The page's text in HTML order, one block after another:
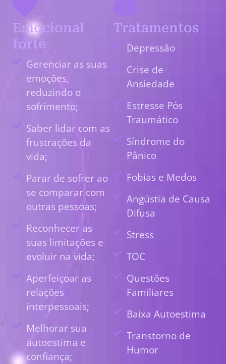
Emocional
forte
Gerenciar as suas
emoções,
reduzindo o
sofrimento;
Saber lidar com as
frustrações da
vida;
Parar de sofrer ao
se comparar com
outras pessoas;
Reconhecer as
suas limitações e
evoluir na vida;
Aperfeiçoar as
relações
interpessoais;
Melhorar sua
autoestima e
confiança;
Tratamentos
Depressão
Crise de
Ansiedade
Estresse Pós
Traumático
Síndrome do
Pânico
Fobias e Medos
Angústia de Causa
Difusa
Stress
TOC
Questões
Familiares
Baixa Autoestima
Transtorno de
Humor